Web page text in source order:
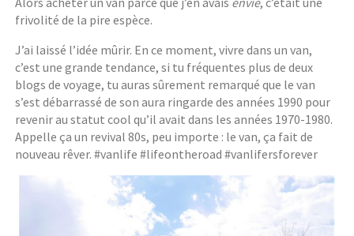
frivolité de la pire espèce.
J’ai laissé l’idée mûrir. En ce moment, vivre dans un van,
c’est une grande tendance, si tu fréquentes plus de deux
blogs de voyage, tu auras sûrement remarqué que le van
s’est débarrassé de son aura ringarde des années 1990 pour
revenir au statut cool qu’il avait dans les années 1970-1980.
Appelle ça un revival 80s, peu importe : le van, ça fait de
nouveau rêver. #vanlife #lifeontheroad #vanlifersforever